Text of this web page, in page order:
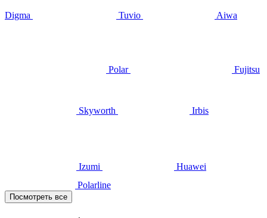
Digma Tuvio Aiwa
Polar Fujitsu
Skyworth Irbis
Izumi
Huawei
Polarline
Посмотреть все